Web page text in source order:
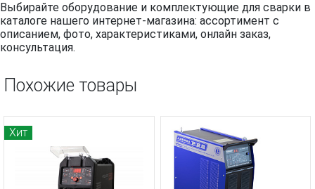
Выбирайте оборудование и комплектующие для сварки в
каталоге нашего интернет-магазина: ассортимент с
описанием, фото, характеристиками, онлайн заказ,
консультация.
Похожие товары
Хит